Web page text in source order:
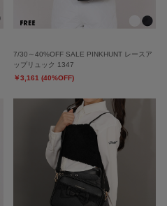
7/30～40%OFF SALE PINKHUNT レースア
ップリュック 1347
￥3,161 (40%OFF)